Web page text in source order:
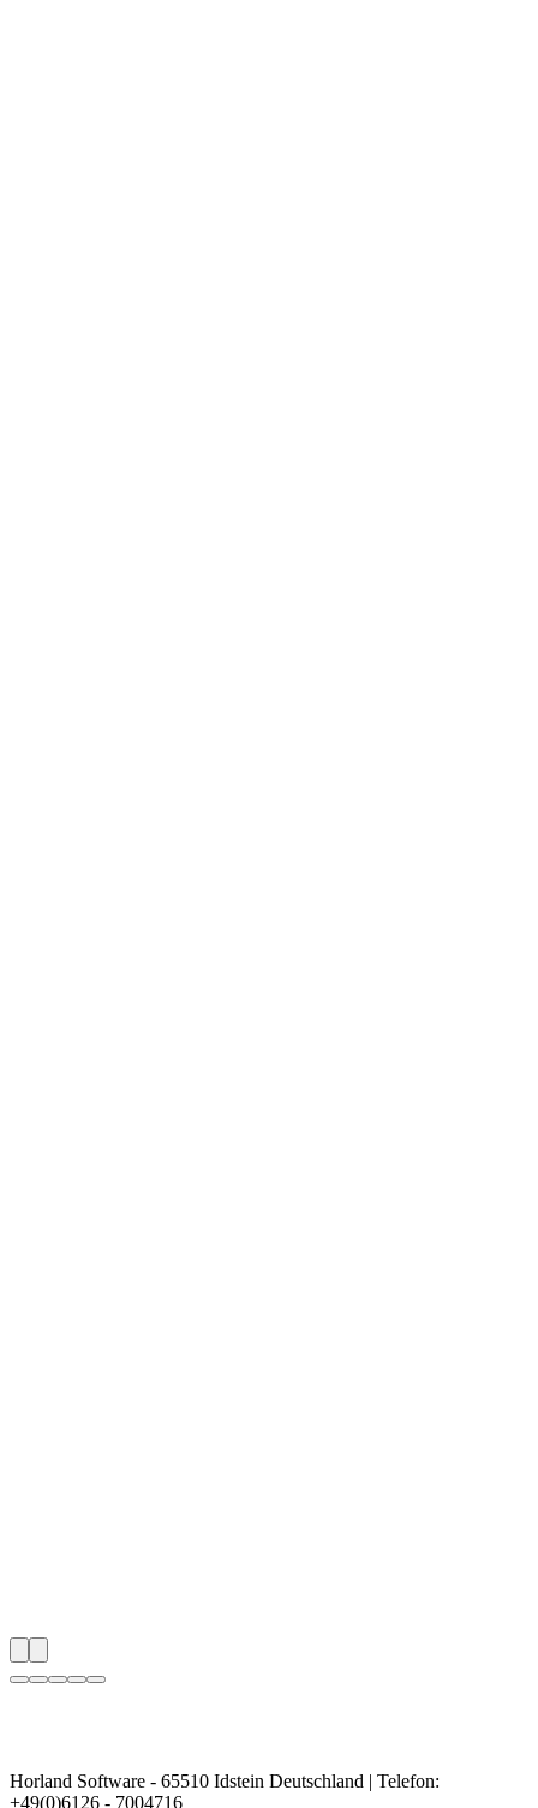
Horland Software - 65510 Idstein Deutschland | Telefon:
+49(0)6126 - 7004716